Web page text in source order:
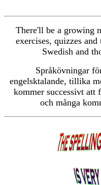
There'll be a growing
exercises, quizzes
Swedish and
Språkövningar
engelsktalande, tillika
kommer successivt att
och många